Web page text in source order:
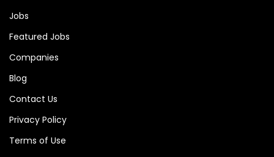
Jobs
Featured Jobs
Companies
Blog
Contact Us
Privacy Policy
Terms of Use